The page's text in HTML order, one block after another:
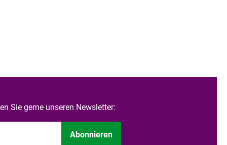
Sie gerne unseren Newsletter:
Abonnieren